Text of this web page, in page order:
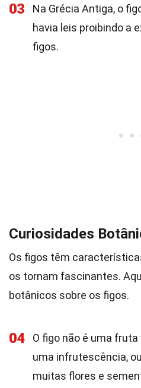
03
Na Grécia Antiga, o
havia leis proibindo a
figos.
Curiosidades
Os figos têm
os tornam fascinantes.
botânicos sobre os figos.
04
O figo não é uma
uma infrutescência,
muitas flores e